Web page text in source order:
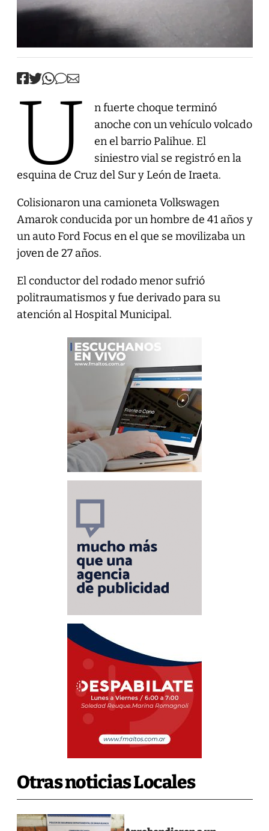
U
n fuerte choque terminó
anoche con un vehículo volcado
en el barrio Palihue. El
siniestro vial se registró en la
esquina de Cruz del Sur y León de Iraeta.
Colisionaron una camioneta Volkswagen
Amarok conducida por un hombre de 41 años y
un auto Ford Focus en el que se movilizaba un
joven de 27 años.
El conductor del rodado menor sufrió
politraumatismos y fue derivado para su
atención al Hospital Municipal.
Otras noticias Locales